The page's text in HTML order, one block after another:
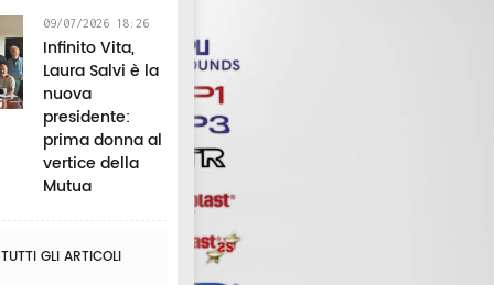
09/07/2026 18:26
Infinito Vita,
Laura Salvi è la
nuova
presidente:
prima donna al
vertice della
Mutua
GLI ARTICOLI